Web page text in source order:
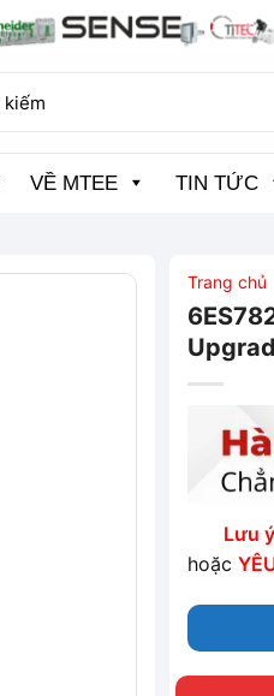
VỀ MTEE TIN TỨC
Trang chủ
Lưu
hoặc